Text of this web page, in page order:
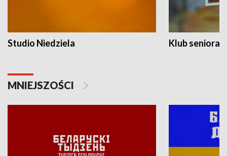
Studio Niedziela Klub seniora
MNIEJSZOŚCI